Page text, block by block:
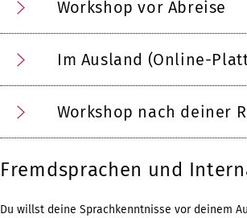
Workshop vor Abreise
Im Ausland (Online-
Workshop nach deiner
Fremdsprachen und
Du willst deine Sprachkenntnisse vor deinem